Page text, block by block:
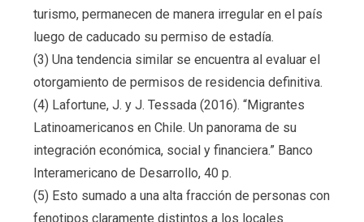
turismo, permanecen de manera irregular en el país
luego de caducado su permiso de estadía.
(3) Una tendencia similar se encuentra al evaluar el
otorgamiento de permisos de residencia definitiva.
(4) Lafortune, J. y J. Tessada (2016). “Migrantes
Latinoamericanos en Chile. Un panorama de su
integración económica, social y financiera.” Banco
Interamericano de Desarrollo, 40 p.
(5) Esto sumado a una alta fracción de personas con
fenotipos claramente distintos a los locales